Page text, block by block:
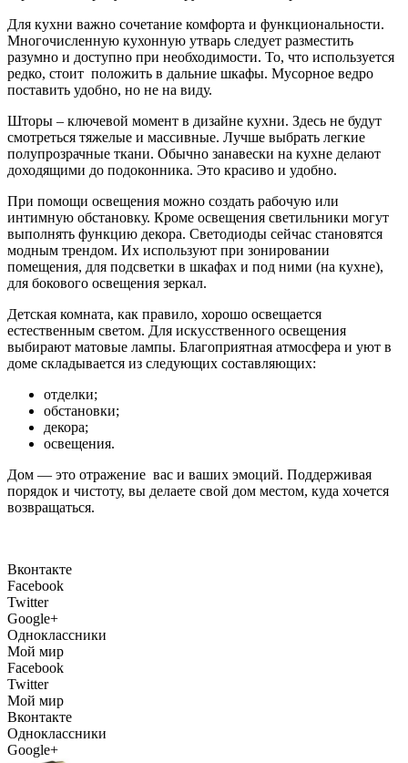
Для кухни важно сочетание комфорта и функциональности.
Многочисленную кухонную утварь следует разместить
разумно и доступно при необходимости. То, что используется
редко, стоит положить в дальние шкафы. Мусорное ведро
поставить удобно, но не на виду.
Шторы – ключевой момент в дизайне кухни. Здесь не будут
смотреться тяжелые и массивные. Лучше выбрать легкие
полупрозрачные ткани. Обычно занавески на кухне делают
доходящими до подоконника. Это красиво и удобно.
При помощи освещения можно создать рабочую или
интимную обстановку. Кроме освещения светильники могут
выполнять функцию декора. Светодиоды сейчас становятся
модным трендом. Их используют при зонировании
помещения, для подсветки в шкафах и под ними (на кухне),
для бокового освещения зеркал.
Детская комната, как правило, хорошо освещается
естественным светом. Для искусственного освещения
выбирают матовые лампы. Благоприятная атмосфера и уют в
доме складывается из следующих составляющих:
отделки;
обстановки;
декора;
освещения.
Дом — это отражение вас и ваших эмоций. Поддерживая
порядок и чистоту, вы делаете свой дом местом, куда хочется
возвращаться.
Вконтакте
Facebook
Twitter
Google+
Одноклассники
Мой мир
Facebook
Twitter
Мой мир
Вконтакте
Одноклассники
Google+